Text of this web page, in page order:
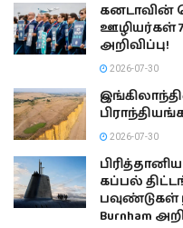
கனடாவின்
ஊழியர்கள்
அறிவிப்பு!
2026-07-30
2026-07-30
கப்பல்
பவுண்டுகள்
Burnham